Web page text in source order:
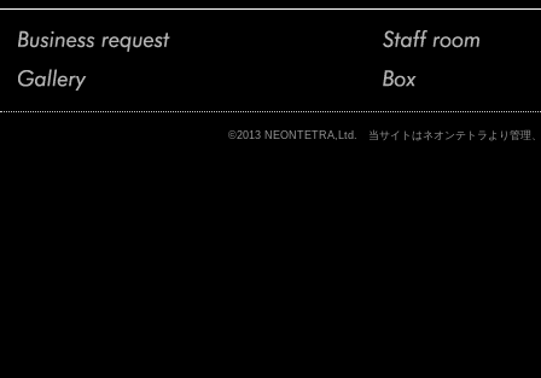
©2013 NEONTETRA,Ltd. 当サイトはネオンテトラより管理